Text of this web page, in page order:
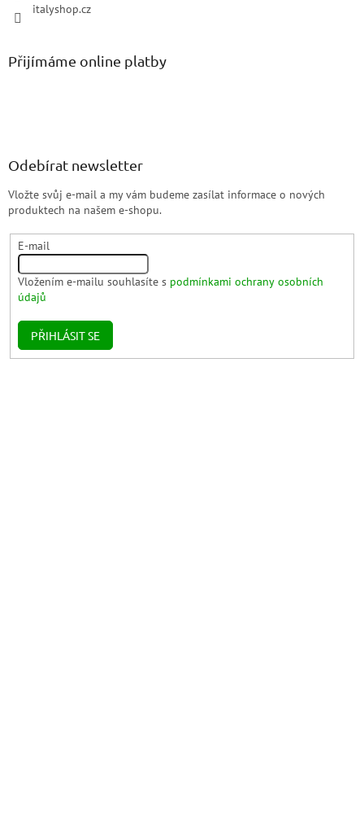
italyshop.cz
Přijímáme online platby
Odebírat newsletter
Vložte svůj e-mail a my vám budeme zasílat informace o nových
produktech na našem e-shopu.
E-mail
Vložením e-mailu souhlasíte s podmínkami ochrany osobních
údajů
PŘIHLÁSIT SE